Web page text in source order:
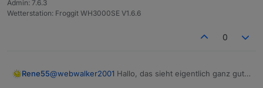
Admin: 7.6.3
Wetterstation: Froggit WH3000SE V1.6.6
0
Rene55@webwalker2001 Hallo, das sieht eigentlich ganz gut